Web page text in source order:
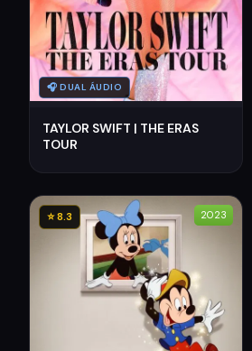
🎧 DUAL ÁUDIO
TAYLOR SWIFT | THE ERAS
TOUR
⭐ 8.3 2023